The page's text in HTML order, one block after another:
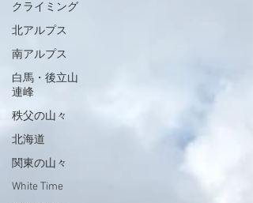
クライミング
北アルプス
南アルプス
白馬・後立山
連峰
秩父の山々
北海道
関東の山々
White Time